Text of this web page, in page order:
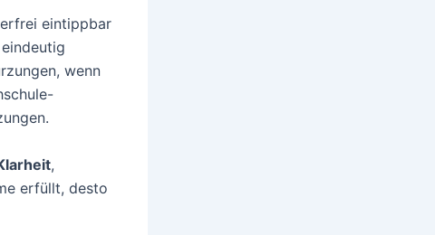
eintippbar
wenn
,
erfüllt, desto